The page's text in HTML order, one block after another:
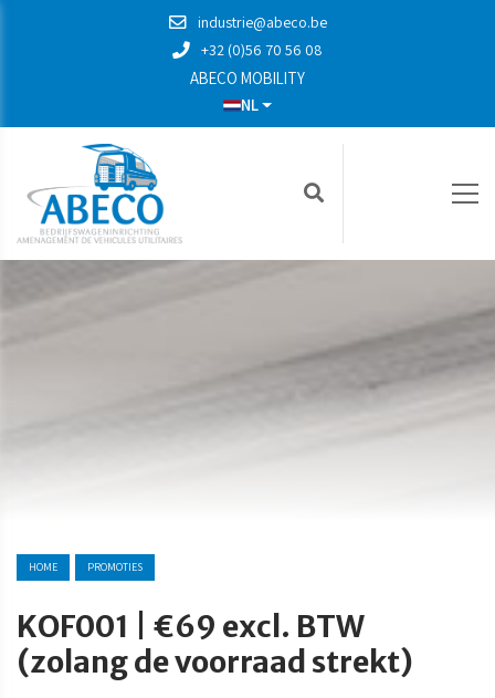
industrie@abeco.be
+32 (0)56 70 56 08
ABECO MOBILITY
NL
HOME PROMOTIES
KOF001 | €69 excl. BTW
(zolang de voorraad strekt)